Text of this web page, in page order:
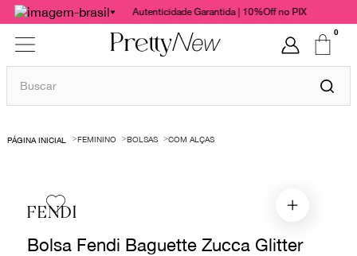
Autenticidade Garantida | 10%Off no PIX
0
Buscar
FEMININO BOLSAS COM ALÇAS
FENDI
Bolsa Fendi Baguette Zucca Glitter
1º
bolsas
chanel